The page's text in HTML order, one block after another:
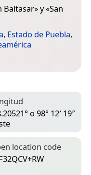
Baltasar» y «San
, Estado de Puebla,
o 98° 12′ 19″
location code